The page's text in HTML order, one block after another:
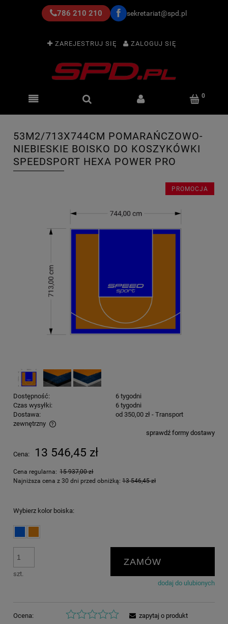
786 210 210 sekretariat@spd.pl
ZAREJESTRUJ SIĘ ZALOGUJ SIĘ
53M2/713X744CM POMARAŃCZOWO-
NIEBIESKIE BOISKO DO KOSZYKÓWKI
SPEEDSPORT HEXA POWER PRO
PROMOCJA
Dostępność:
6 tygodni
Czas wysyłki:
6 tygodni
Dostawa:
od 350,00 zł - Transport
zewnętrzny
Cena nie zawiera ewentualnych kosztów płatnościsprawdź formy dostawy
Cena: 13 546,45 zł
Cena regularna: 15 937,00 zł
Najniższa cena z 30 dni przed obniżką: 13 546,45 zł
Wybierz kolor boiska:
szt.
ZAMÓW
dodaj do ulubionych
Ocena:
zapytaj o produkt